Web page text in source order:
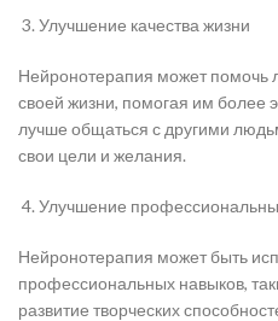
Улучшение качества жизни
Нейронотерапия может помочь
своей жизни, помогая им
лучше общаться с другими
свои цели и желания.
Улучшение
Нейронотерапия может быть
профессиональных навыков,
развитие творческих